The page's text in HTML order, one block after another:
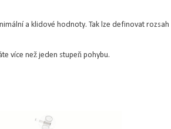
a klidové hodnoty. Tak lze definovat rozsah
více než jeden stupeň pohybu.